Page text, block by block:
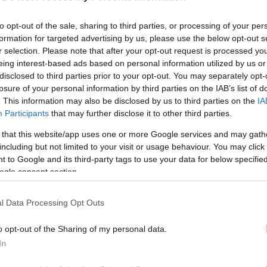
opt-out of the sale, sharing to third parties, or processing of your
for targeted advertising by us, please use the below opt-out
selection. Please note that after your opt-out request is processed
interest-based ads based on personal information utilized by us
to third parties prior to your opt-out. You may separately
of your personal information by third parties on the IAB’s list of
This information may also be disclosed by us to third parties on the
Participants that may further disclose it to other third parties.
that this website/app uses one or more Google services and may
but not limited to your visit or usage behaviour. You may
to Google and its third-party tags to use your data for below
consent section.
Data Processing Opt Outs
opt-out of the Sharing of my personal data.
64% poliestere - 34% cotone - 2% elastan + inserti
300 g/m²
nero/lime,
E PLUS:Inserti Antiabrasione , NON RILEVABILE DAI METAL
Potrebbero